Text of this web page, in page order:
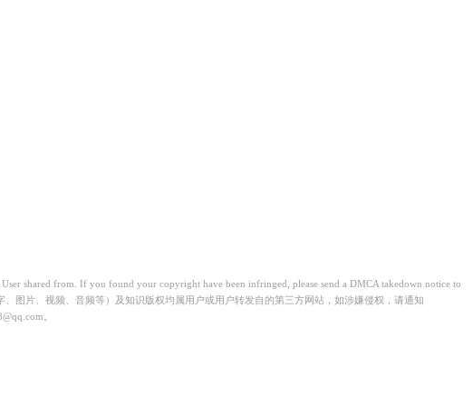
shared from. If you found your copyright have been infringed, please send a DMCA takedown notice to
图片、视频、音频等）及知识版权均属用户或用户转发自的第三方网站，如涉嫌侵权，请通知
。